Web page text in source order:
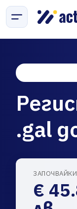
.gal
€